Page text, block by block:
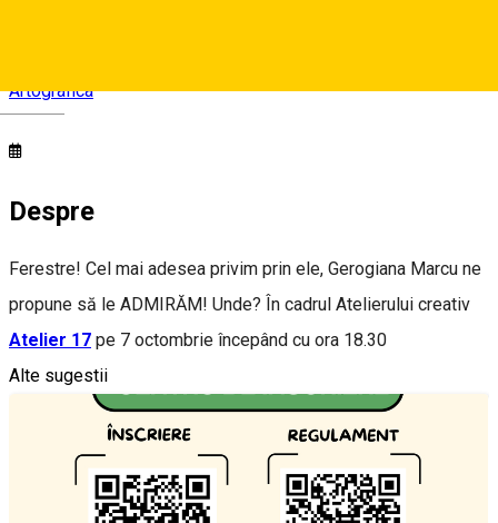
Deutsch
Artografica
Despre
Ferestre! Cel mai adesea privim prin ele, Gerogiana Marcu ne
propune să le ADMIRĂM! Unde? În cadrul Atelierului creativ
Atelier 17 pe 7 octombrie începând cu ora 18.30
Alte sugestii